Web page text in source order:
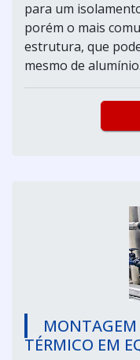
para um
porém o mais
estrutura, que
mesmo de
TÉRMICO EM